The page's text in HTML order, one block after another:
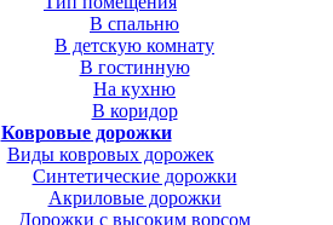
В спальню
В детскую комнату
В гостинную
На кухню
В коридор
Ковровые дорожки
Виды ковровых дорожек
Синтетические дорожки
Акриловые дорожки
Дорожки с высоким ворсом